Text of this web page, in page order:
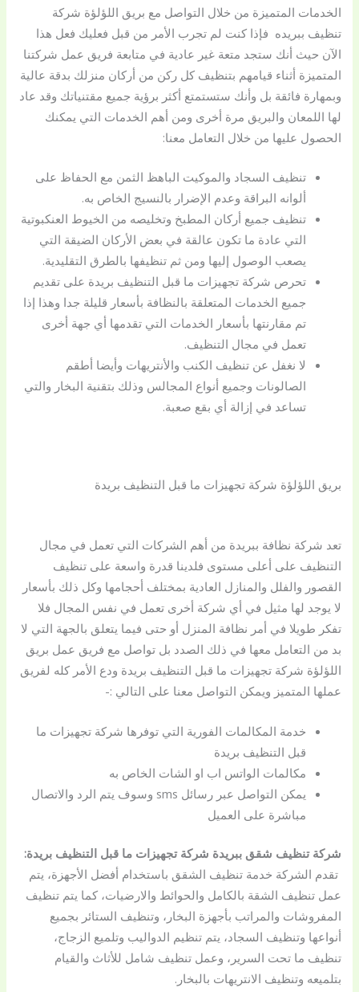
الخدمات المتميزة من خلال التواصل مع بريق اللؤلؤة شركة
تنظيف ببريده فإذا كنت لم تجرب الأمر من قبل فعليك فعل هذا
الآن حيث أنك ستجد متعة غير عادية في متابعة فريق عمل شركتنا
المتميزة أثناء قيامهم بتنظيف كل ركن من أركان منزلك بدقة عالية
وبمهارة فائقة بل وأنك ستستمتع أكثر برؤية جميع مقتنياتك وقد عاد
لها اللمعان والبريق مرة أخرى ومن أهم الخدمات التي يمكنك
الحصول عليها من خلال التعامل معنا:
تنظيف السجاد والموكيت الباهظ الثمن مع الحفاظ على
ألوانه البراقة وعدم الإضرار بالنسيج الخاص به.
تنظيف جميع أركان المطبخ وتخليصه من الخيوط العنكبوتية
التي عادة ما تكون عالقة في بعض الأركان الضيقة التي
يصعب الوصول إليها ومن ثم تنظيفها بالطرق التقليدية.
تحرص شركة تجهيزات ما قبل التنظيف بريدة على تقديم
جميع الخدمات المتعلقة بالنظافة بأسعار قليلة جدا وهذا إذا
تم مقارنتها بأسعار الخدمات التي تقدمها أي جهة أخرى
تعمل في مجال التنظيف.
لا نغفل عن تنظيف الكنب والأنتريهات وأيضا أطقم
الصالونات وجميع أنواع المجالس وذلك بتقنية البخار والتي
تساعد في إزالة أي بقع صعبة.
بريق اللؤلؤة شركة تجهيزات ما قبل التنظيف بريدة
تعد شركة نظافة ببريدة من أهم الشركات التي تعمل في مجال
التنظيف على أعلى مستوى فلدينا قدرة واسعة على تنظيف
القصور والفلل والمنازل العادية بمختلف أحجامها وكل ذلك بأسعار
لا يوجد لها مثيل في أي شركة أخرى تعمل في نفس المجال فلا
تفكر طويلا في أمر نظافة المنزل أو حتى فيما يتعلق بالجهة التي لا
بد من التعامل معها في ذلك الصدد بل تواصل مع فريق عمل بريق
اللؤلؤة شركة تجهيزات ما قبل التنظيف بريدة ودع الأمر كله لفريق
عملها المتميز ويمكن التواصل معنا على التالي :-
خدمة المكالمات الفورية التي توفرها شركة تجهيزات ما
قبل التنظيف بريدة
مكالمات الواتس اب او الشات الخاص به
يمكن التواصل عبر رسائل sms وسوف يتم الرد والاتصال
مباشرة على العميل
شركة تنظيف شقق ببريدة شركة تجهيزات ما قبل التنظيف بريدة:
تقدم الشركة خدمة تنظيف الشقق باستخدام أفضل الأجهزة، يتم
عمل تنظيف الشقة بالكامل والحوائط والارضيات، كما يتم تنظيف
المفروشات والمراتب بأجهزة البخار، وتنظيف الستائر بجميع
أنواعها وتنظيف السجاد، يتم تنظيم الدواليب وتلميع الزجاج،
تنظيف ما تحت السرير، وعمل تنظيف شامل للأثاث والقيام
بتلميعه وتنظيف الانتريهات بالبخار.